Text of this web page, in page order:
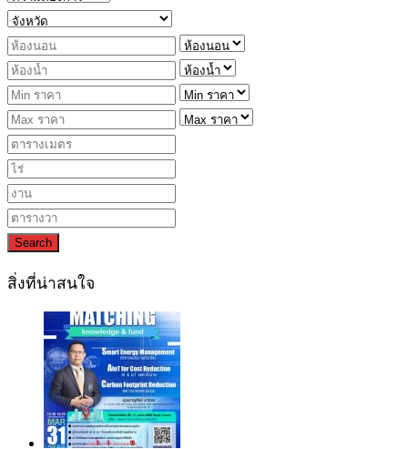
Search
สิ่งที่น่าสนใจ